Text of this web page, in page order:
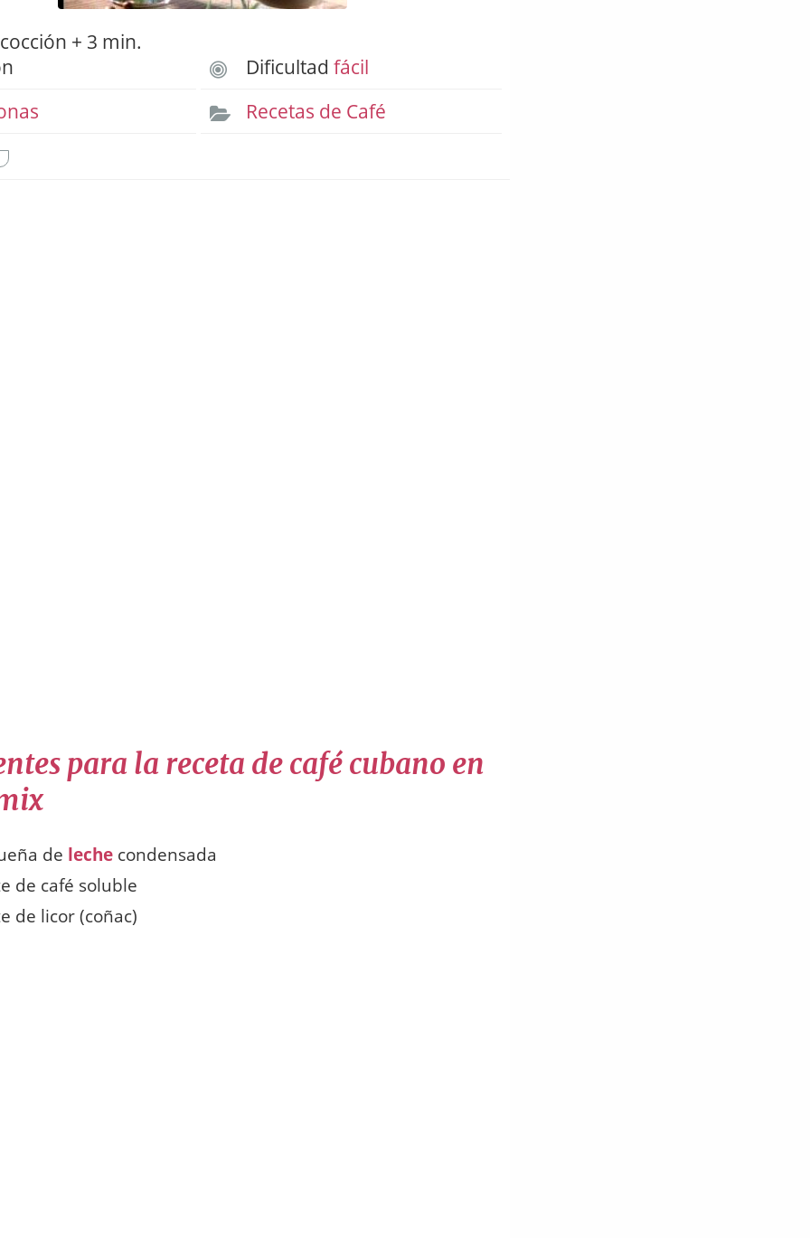
+ 3 min.
Dificultadfácil
Recetas de Café
para la receta de café cubano en
de leche condensada
de café soluble
de licor (coñac)